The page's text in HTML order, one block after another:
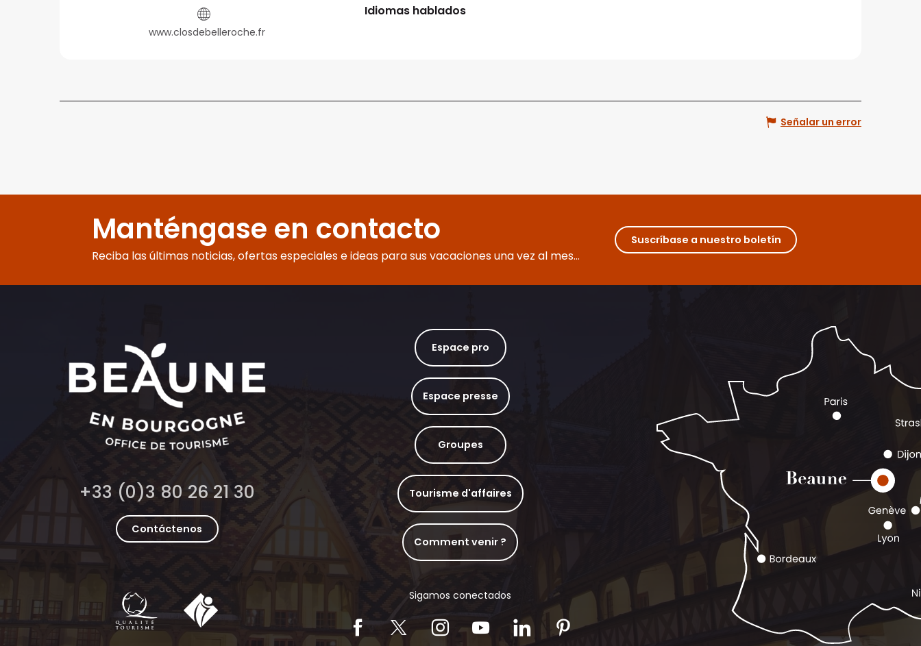
www.closdebelleroche.fr
Idiomas hablados
Idiomas hablados
Señalar un error
Manténgase en contacto
Reciba las últimas noticias, ofertas especiales e ideas para sus vacaciones una vez al mes...
Suscríbase a nuestro boletín
+33 (0)3 80 26 21 30
Contáctenos
Espace pro
Espace presse
Groupes
Tourisme d'affaires
Comment venir ?
Sigamos conectados